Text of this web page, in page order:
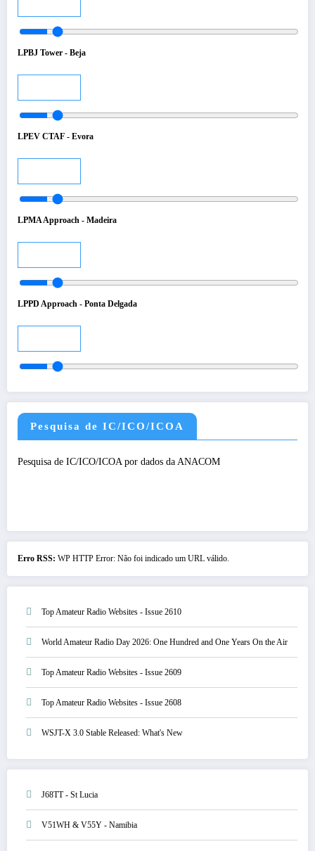
LPBJ Tower - Beja
LPEV CTAF - Evora
LPMA Approach - Madeira
LPPD Approach - Ponta Delgada
Pesquisa de IC/ICO/ICOA
Pesquisa de IC/ICO/ICOA por dados da ANACOM
Erro RSS: WP HTTP Error: Não foi indicado um URL válido.
Top Amateur Radio Websites - Issue 2610
World Amateur Radio Day 2026: One Hundred and One Years On the Air
Top Amateur Radio Websites - Issue 2609
Top Amateur Radio Websites - Issue 2608
WSJT-X 3.0 Stable Released: What's New
J68TT - St Lucia
V51WH & V55Y - Namibia